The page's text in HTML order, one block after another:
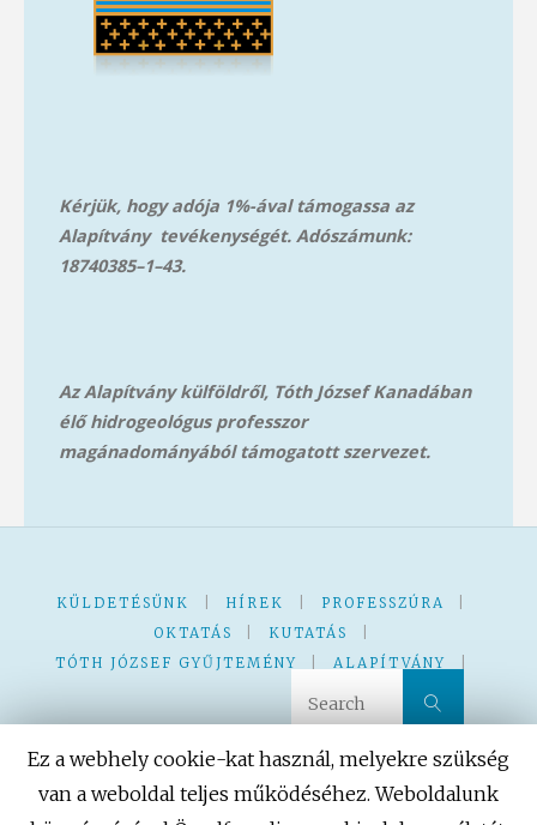
Kérjük, hogy adója 1%-ával támogassa az
Alapítvány tevékenységét. Adószámunk:
18740385–1–43.
Az Alapítvány külföldről, Tóth József Kanadában
élő hidrogeológus professzor
magánadományából támogatott szervezet.
KÜLDETÉSÜNK HÍREK PROFESSZÚRA
OKTATÁS
KUTATÁS
TÓTH JÓZSEF GYŰJTEMÉNY
ALAPÍTVÁNY
Search
Ez a webhely cookie-kat használ, melyekre szükség
van a weboldal teljes működéséhez. Weboldalunk